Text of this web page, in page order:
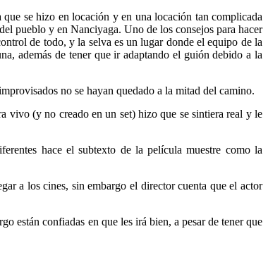
se hizo en locación y en una locación tan complicada
pueblo y en Nanciyaga. Uno de los consejos para hacer
de todo, y la selva es un lugar donde el equipo de la
además de tener que ir adaptando el guión debido a la
no se hayan quedado a la mitad del camino.
vivo (y no creado en un set) hizo que se sintiera real y le
hace el subtexto de la película muestre como la
a los cines, sin embargo el director cuenta que el actor
están confiadas en que les irá bien, a pesar de tener que